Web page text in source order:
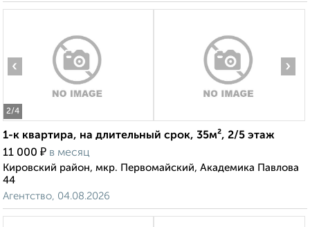
2/4
‹ ›
1-к квартира, на длительный срок, 35м², 2/5 этаж
11 000 ₽ в месяц
Кировский район, мкр. Первомайский, Академика Павлова
44
Агентство, 04.08.2026